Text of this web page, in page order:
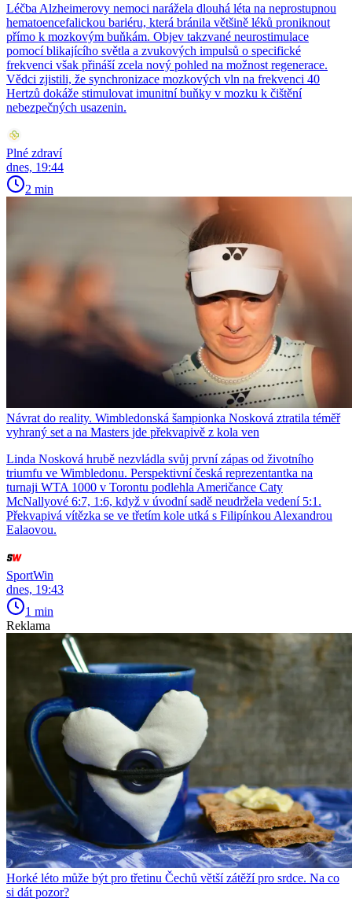
Léčba Alzheimerovy nemoci narážela dlouhá léta na neprostupnou
hematoencefalickou bariéru, která bránila většině léků proniknout
přímo k mozkovým buňkám. Objev takzvané neurostimulace
pomocí blikajícího světla a zvukových impulsů o specifické
frekvenci však přináší zcela nový pohled na možnost regenerace.
Vědci zjistili, že synchronizace mozkových vln na frekvenci 40
Hertzů dokáže stimulovat imunitní buňky v mozku k čištění
nebezpečných usazenin.
Plné zdraví
dnes, 19:44
2 min
Návrat do reality. Wimbledonská šampionka Nosková ztratila téměř
vyhraný set a na Masters jde překvapivě z kola ven
Linda Nosková hrubě nezvládla svůj první zápas od životního
triumfu ve Wimbledonu. Perspektivní česká reprezentantka na
turnaji WTA 1000 v Torontu podlehla Američance Caty
McNallyové 6:7, 1:6, když v úvodní sadě neudržela vedení 5:1.
Překvapivá vítězka se ve třetím kole utká s Filipínkou Alexandrou
Ealaovou.
SportWin
dnes, 19:43
1 min
Reklama
Horké léto může být pro třetinu Čechů větší zátěží pro srdce. Na co
si dát pozor?